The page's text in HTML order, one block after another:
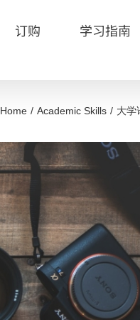
订购 学习指南
Home Academic Skills 大学